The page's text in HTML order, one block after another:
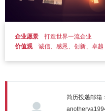
企业愿景 打造世界一流企业
价值观诚信、感恩、创新、卓越
简历投递邮箱